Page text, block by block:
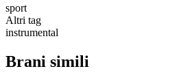
sport
Altri tag
instrumental
Brani simili